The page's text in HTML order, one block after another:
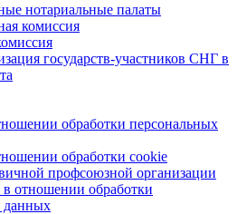
нотариальные палаты
комиссия
государств-участников СНГ в
обработки персональных
обработки cookie
профсоюзной организации
отношении обработки
данных